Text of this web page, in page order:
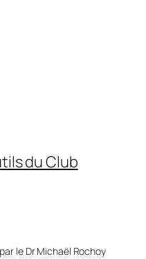
du Club
le Dr Michaël Rochoy